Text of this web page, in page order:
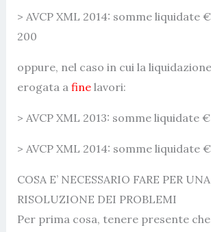
> AVCP XML 2014: somme liquidate
200
oppure, nel caso in cui la
erogata a finelavori:
> AVCP XML 2013: somme liquidate
> AVCP XML 2014: somme liquidate
COSA E’ NECESSARIO FARE PER
RISOLUZIONE DEI PROBLEMI
Per prima cosa, tenere presente che